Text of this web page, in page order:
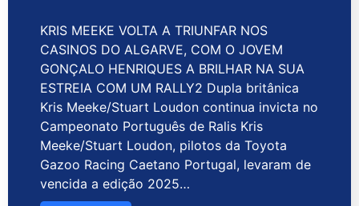
KRIS MEEKE VOLTA A TRIUNFAR NOS
CASINOS DO ALGARVE, COM O JOVEM
GONÇALO HENRIQUES A BRILHAR NA SUA
ESTREIA COM UM RALLY2 Dupla britânica
Kris Meeke/Stuart Loudon continua invicta no
Campeonato Português de Ralis Kris
Meeke/Stuart Loudon, pilotos da Toyota
Gazoo Racing Caetano Portugal, levaram de
vencida a edição 2025…